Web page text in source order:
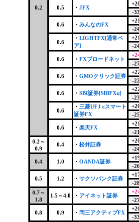
0.2 0.5 ・ JFX
-
0.6 ・ みんなのFX
-
0.6
・ LIGHTFX[通常ペ
ア]
-
0.6 ・ FXブロードネット
-
0.6 ・ GMOクリック証券
-
0.6 ・ SBI証券[SBIFXα]
-
0.6
・ 三菱UFJ eスマート
証券FX
-
0.6 ・ 楽天FX
-
0.2～
0.9
0.4 ・ 松井証券
-
0.4 1.0 ・ OANDA証券
-
0.5 1.2 ・ サクソバンク証券
-
0.7～
1.8
1.5～4.0 ・ アイネット証券
-
0.8 0.9 ・ 岡三アクティブFX
-